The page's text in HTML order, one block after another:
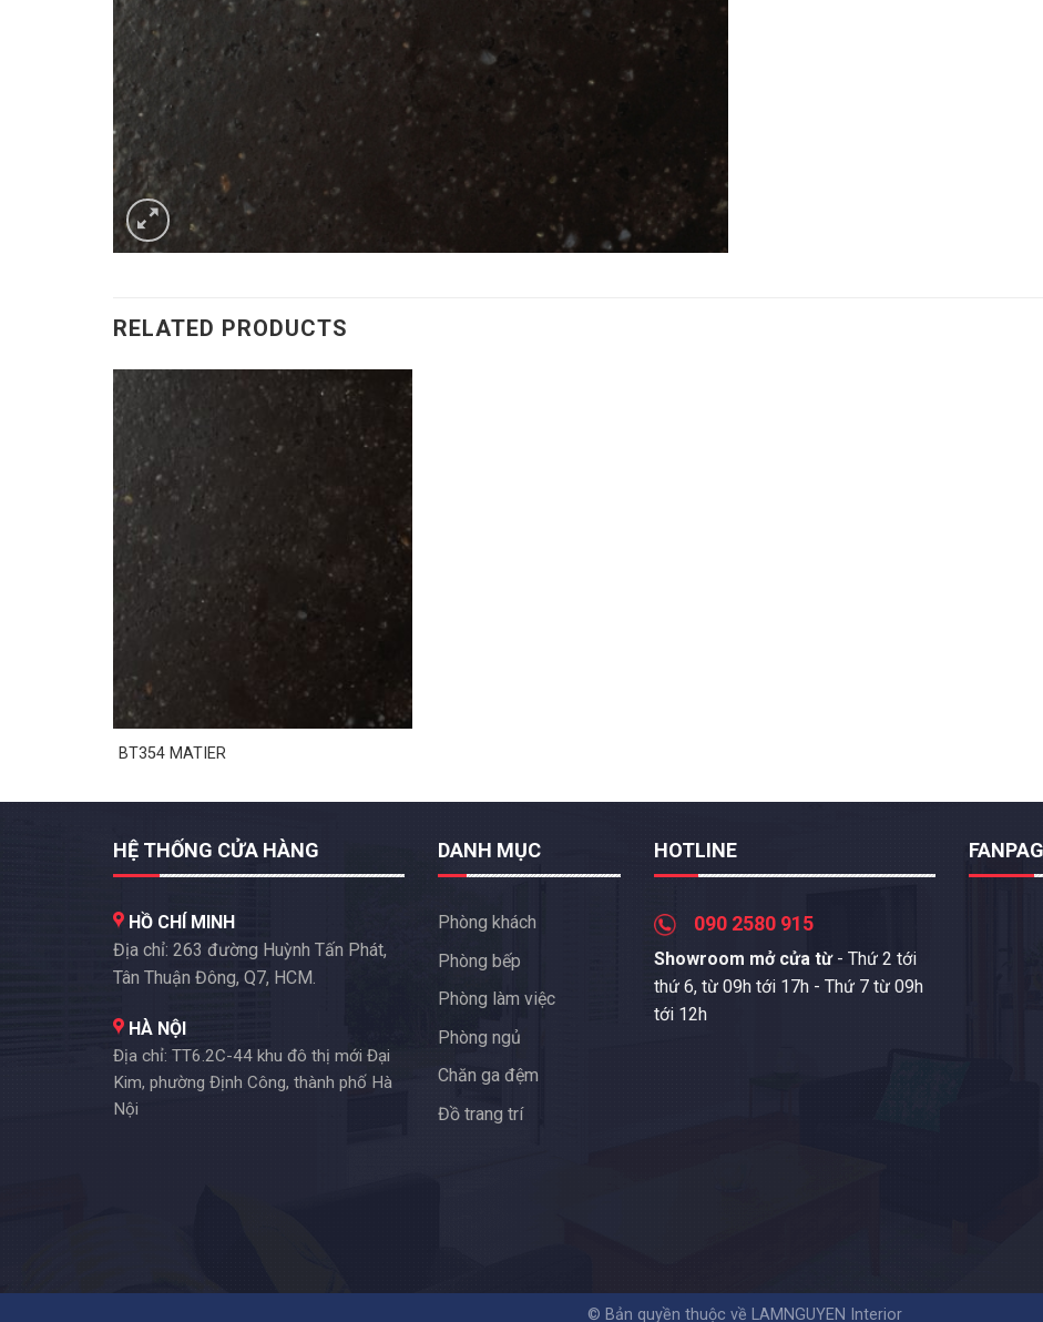
RELATED PRODUCTS
BT354 MATIER
HỆ THỐNG CỬA HÀNG
HỒ CHÍ MINH
Địa chỉ: 263 đường Huỳnh Tấn Phát,
Tân Thuận Đông, Q7, HCM.
HÀ NỘI
Địa chỉ: TT6.2C-44 khu đô thị mới Đại
Kim, phường Định Công, thành phố Hà
Nội
DANH MỤC
Phòng khách
Phòng bếp
Phòng làm việc
Phòng ngủ
Chăn ga đệm
Đồ trang trí
HOTLINE
090 2580 915
Showroom mở cửa từ - Thứ 2 tới
thứ 6, từ 09h tới 17h - Thứ 7 từ 09h
tới 12h
© Bản quyền thuộc về LAMNGUYEN Interior